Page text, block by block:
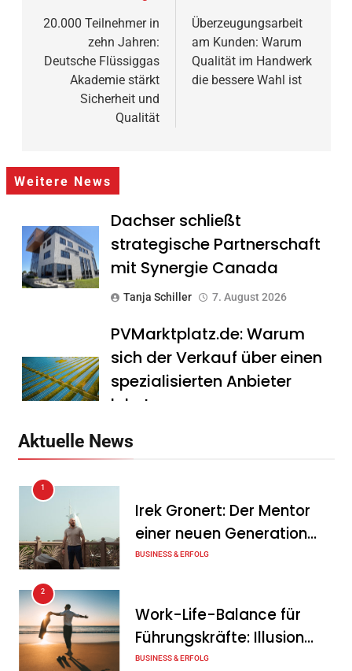
20.000 Teilnehmer in
zehn Jahren:
Deutsche Flüssiggas
Akademie stärkt
Sicherheit und
Qualität
Überzeugungsarbeit
am Kunden: Warum
Qualität im Handwerk
die bessere Wahl ist
Weitere News
Dachser schließt
strategische Partnerschaft
mit Synergie Canada
Tanja Schiller 7. August 2026
PVMarktplatz.de: Warum
sich der Verkauf über einen
spezialisierten Anbieter
lohnt
Mitarbeitergespräch pro
Jahr nichts verändert – und
was stattdessen
Verbindlichkeit schafft
Tanja Schiller 7. August 2026
Wenn jede Minute zählt: Wie
Aktuelle News
1
Irek Gronert: Der Mentor
einer neuen Generation
von Unternehmern
BUSINESS & ERFOLG
2
Work-Life-Balance für
Führungskräfte: Illusion
oder echte Chance?
BUSINESS & ERFOLG